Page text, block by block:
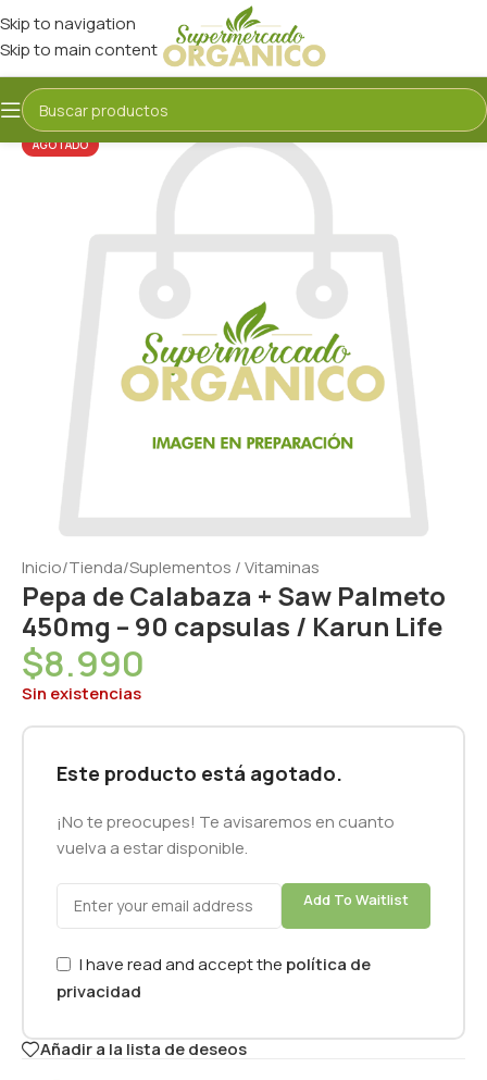
Skip to navigation
Skip to main content
AGOTADO
Inicio/Tienda/Suplementos / Vitaminas
Pepa de Calabaza + Saw Palmeto
450mg – 90 capsulas / Karun Life
$8.990
Sin existencias
Este producto está agotado.
¡No te preocupes! Te avisaremos en cuanto
vuelva a estar disponible.
Add To Waitlist
I have read and accept the política de
privacidad
Añadir a la lista de deseos